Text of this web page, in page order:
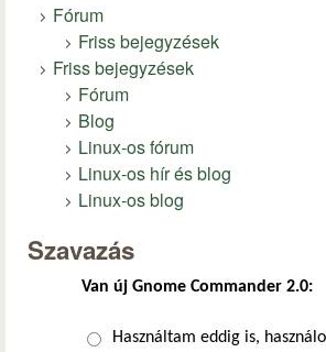
Fórum
Friss bejegyzések
Friss bejegyzések
Fórum
Blog
Linux-os fórum
Linux-os hír és blog
Linux-os blog
Szavazás
Van új Gnome Commander 2.0:
Választások
Használtam eddig is,